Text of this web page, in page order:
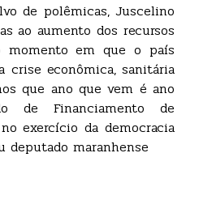
de polêmicas, Juscelino
ao aumento dos recursos
em que o país
crise econômica, sanitária
que ano que vem é ano
de Financiamento de
exercício da democracia
deputado maranhense